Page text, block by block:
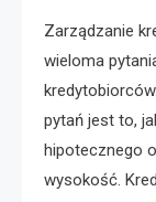
Zarządzanie
wieloma
pytań jest to,
hipotecznego
wysokość.